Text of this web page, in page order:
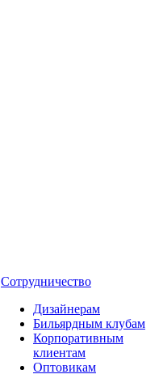
Сотрудничество
Дизайнерам
Бильярдным клубам
Корпоративным
клиентам
Оптовикам